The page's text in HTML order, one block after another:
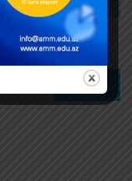
Search